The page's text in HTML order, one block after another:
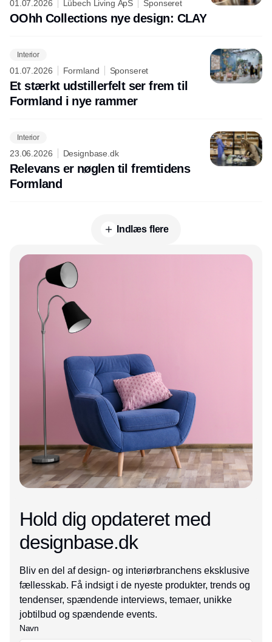
01.07.2026 Lübech Living ApS Sponseret
OOhh Collections nye design: CLAY
Interior
01.07.2026 Formland Sponseret
Et stærkt udstillerfelt ser frem til
Formland i nye rammer
Interior
23.06.2026 Designbase.dk
Relevans er nøglen til fremtidens
Formland
Indlæs flere
Annonce
Hold dig opdateret med
designbase.dk
Bliv en del af design- og interiørbranchens eksklusive
fællesskab. Få indsigt i de nyeste produkter, trends og
tendenser, spændende interviews, temaer, unikke
jobtilbud og spændende events.
Navn